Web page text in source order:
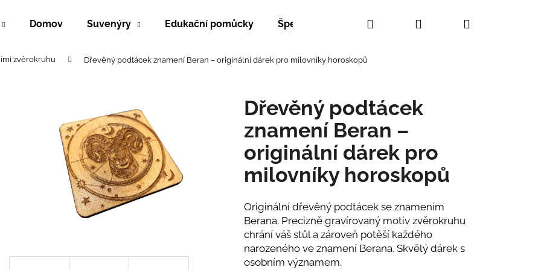
Domov Suvenýry Edukační pomůcky Šperky Hledat PřihlášeníNákupní
zvěrokruhu Dřevěný podtácek znamení Beran – originální dárek pro milovníky horoskopů
Dřevěný podtácek
znamení Beran –
originální dárek pro
milovníky horoskopů
Originální dřevěný podtácek se znamením
Berana. Precizně gravírovaný motiv zvěrokruhu
chrání váš stůl a zároveň potěší každého
narozeného ve znamení Berana. Skvělý dárek s
osobním významem.
Co potřebujete najít?
Doporučujeme